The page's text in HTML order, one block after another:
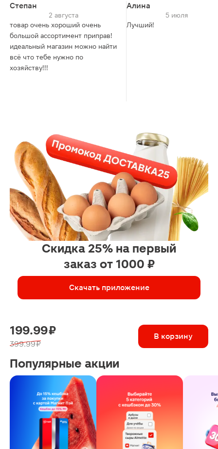
Степан
2 августа
товар очень хороший очень
большой ассортимент приправ!
идеальный магазин можно найти
всё что тебе нужно по
хозяйству!!!
Алина
5 июля
Лучший!
Скидка 25% на первый
заказ от 1000 ₽
Скачать приложение
199.99 ₽
399.99 ₽
В корзину
Популярные акции